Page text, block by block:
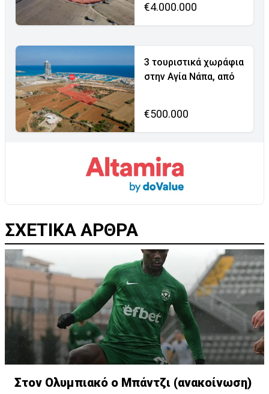
€4.000.000
3 τουριστικά χωράφια
στην Αγία Νάπα, από
€500.000
ΣΧΕΤΙΚΑ ΑΡΘΡΑ
Στον Ολυμπιακό ο Μπάντζι (ανακοίνωση)